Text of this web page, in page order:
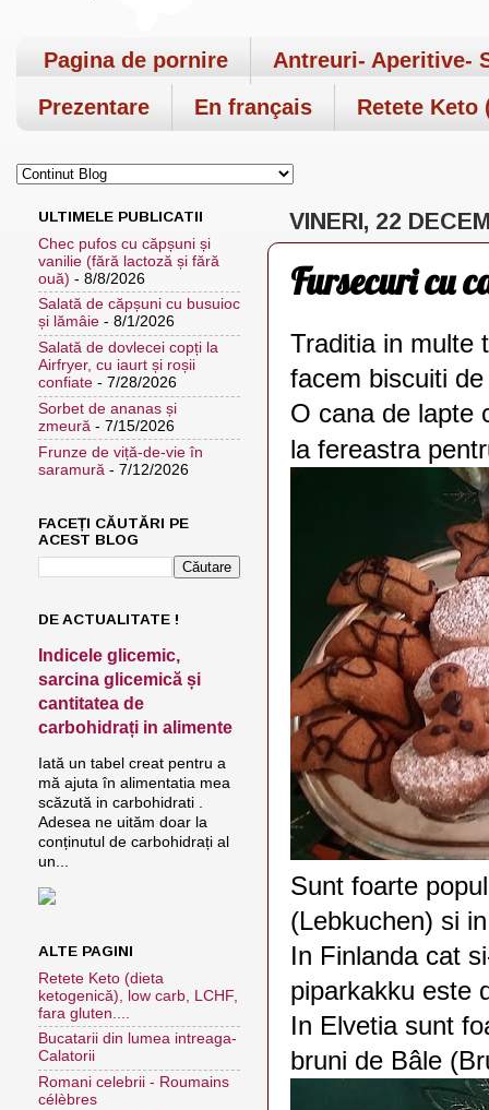
Pagina de pornire
Antreuri- Aperitive-
Prezentare
En français Retete Keto
VINERI, 22
Fursecuri cu
Traditia in multe
facem biscuiti
O cana de lapte
la fereastra
Sunt foarte
(Lebkuchen) si
In Finlanda cat
piparkakku este
In Elvetia sunt
bruni de Bâle
ULTIMELE PUBLICATII
Chec pufos cu căpșuni și
vanilie (fără lactoză și fără
ouă) - 8/8/2026
Salată de căpșuni cu busuioc
și lămâie - 8/1/2026
Salată de dovlecei copți la
Airfryer, cu iaurt și roșii
confiate - 7/28/2026
Sorbet de ananas și
zmeură - 7/15/2026
Frunze de viță-de-vie în
saramură - 7/12/2026
FACEȚI CĂUTĂRI PE
ACEST BLOG
DE ACTUALITATE !
Indicele glicemic,
sarcina glicemică și
cantitatea de
carbohidrați in alimente
Iată un tabel creat pentru a
mă ajuta în alimentatia mea
scăzută in carbohidrati .
Adesea ne uităm doar la
conținutul de carbohidrați al
un...
ALTE PAGINI
Retete Keto (dieta
ketogenică), low carb, LCHF,
fara gluten....
Bucatarii din lumea intreaga-
Calatorii
Romani celebrii - Roumains
célèbres